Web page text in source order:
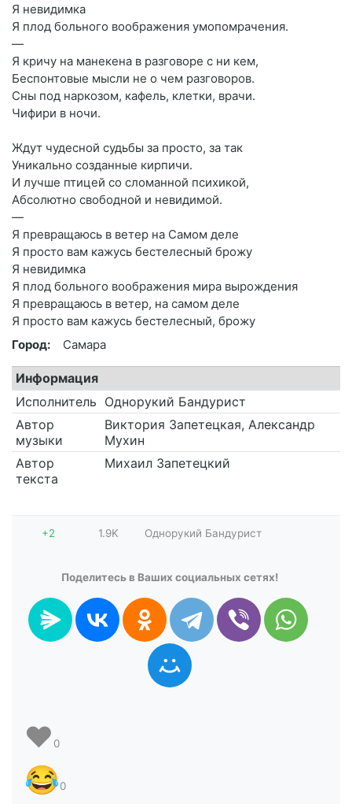
Я невидимка
Я плод больного воображения умопомрачения.
—
Я кричу на манекена в разговоре с ни кем,
Беспонтовые мысли не о чем разговоров.
Сны под наркозом, кафель, клетки, врачи.
Чифири в ночи.
Ждут чудесной судьбы за просто, за так
Уникально созданные кирпичи.
И лучше птицей со сломанной психикой,
Абсолютно свободной и невидимой.
—
Я превращаюсь в ветер на Самом деле
Я просто вам кажусь бестелесный брожу
Я невидимка
Я плод больного воображения мира вырождения
Я превращаюсь в ветер, на самом деле
Я просто вам кажусь бестелесный, брожу
Город:
Самара
Информация
Исполнитель Однорукий Бандурист
Автор
музыки
Виктория Запетецкая, Александр
Мухин
Автор
текста
Михаил Запетецкий
+2 1.9K Однорукий Бандурист
Поделитесь в Ваших социальных сетях!
❤️ 0
😂0